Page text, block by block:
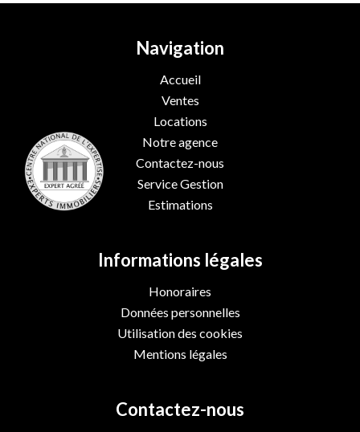
Navigation
Accueil
Ventes
Locations
Notre agence
Contactez-nous
Service Gestion
Estimations
Informations légales
Honoraires
Données personnelles
Utilisation des cookies
Mentions légales
Contactez-nous